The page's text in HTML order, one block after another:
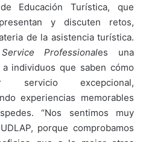
Educación Turística, que
y discuten retos,
de la asistencia turística.
Professionales una
individuos que saben cómo
excepcional,
experiencias memorables
“Nos sentimos muy
porque comprobamos